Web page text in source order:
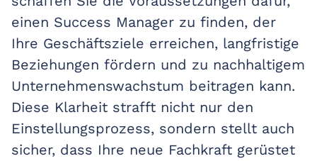
einen Success Manager zu finden, der
Ihre Geschäftsziele erreichen, langfristige
Beziehungen fördern und zu nachhaltigem
Unternehmenswachstum beitragen kann.
Diese Klarheit strafft nicht nur den
Einstellungsprozess, sondern stellt auch
sicher, dass Ihre neue Fachkraft gerüstet